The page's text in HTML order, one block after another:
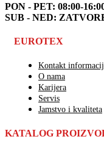
PON - PET: 08:00-
SUB - NED:
EUROTEX
Kontakt
O nama
Karijera
Servis
Jamstvo i kvaliteta
KATALOG